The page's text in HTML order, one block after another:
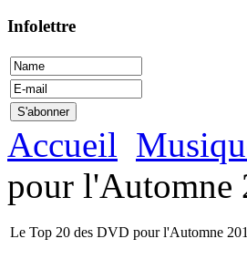
Infolettre
Accueil
pour l'Automne
Le Top 20 des DVD pour l'Automne